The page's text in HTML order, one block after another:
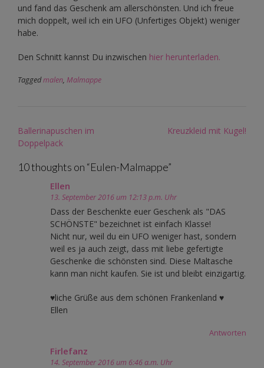
und fand das Geschenk am allerschönsten. Und ich freue
mich doppelt, weil ich ein UFO (Unfertiges Objekt) weniger
habe.
Den Schnitt kannst Du inzwischen hier herunterladen.
Taggedmalen, Malmappe
Post
navigation
Ballerinapuschen im
Doppelpack
Kreuzkleid mit Kugel!
10 thoughts on “Eulen-Malmappe”
Ellen
13. September 2016 um 12:13 p.m. Uhr
Dass der Beschenkte euer Geschenk als "DAS
SCHÖNSTE" bezeichnet ist einfach Klasse!
Nicht nur, weil du ein UFO weniger hast, sondern
weil es ja auch zeigt, dass mit liebe gefertigte
Geschenke die schönsten sind. Diese Maltasche
kann man nicht kaufen. Sie ist und bleibt einzigartig.
♥liche Grüße aus dem schönen Frankenland ♥
Ellen
Antworten
Firlefanz
14. September 2016 um 6:46 a.m. Uhr